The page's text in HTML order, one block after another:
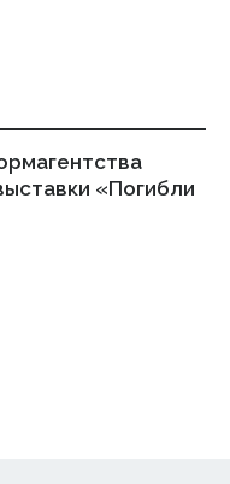
«Погибли